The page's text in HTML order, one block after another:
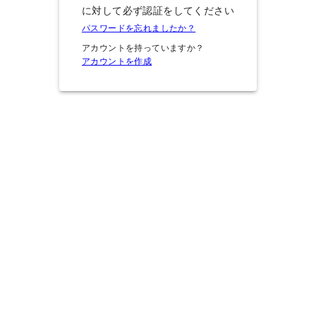
に対して必ず認証をしてください
パスワードを忘れましたか？
アカウントを持っていますか？
アカウントを作成